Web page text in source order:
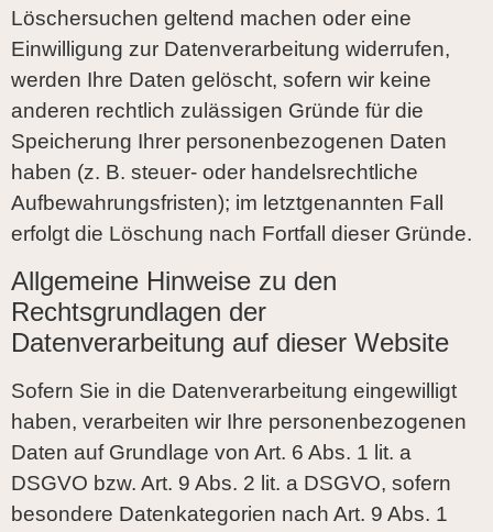
Löschersuchen geltend machen oder eine
Einwilligung zur Datenverarbeitung widerrufen,
werden Ihre Daten gelöscht, sofern wir keine
anderen rechtlich zulässigen Gründe für die
Speicherung Ihrer personenbezogenen Daten
haben (z. B. steuer- oder handelsrechtliche
Aufbewahrungsfristen); im letztgenannten Fall
erfolgt die Löschung nach Fortfall dieser Gründe.
Allgemeine Hinweise zu den
Rechtsgrundlagen der
Datenverarbeitung auf dieser Website
Sofern Sie in die Datenverarbeitung eingewilligt
haben, verarbeiten wir Ihre personenbezogenen
Daten auf Grundlage von Art. 6 Abs. 1 lit. a
DSGVO bzw. Art. 9 Abs. 2 lit. a DSGVO, sofern
besondere Datenkategorien nach Art. 9 Abs. 1